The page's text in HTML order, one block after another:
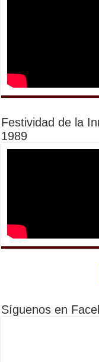
Festividad de la
1989
Síguenos en